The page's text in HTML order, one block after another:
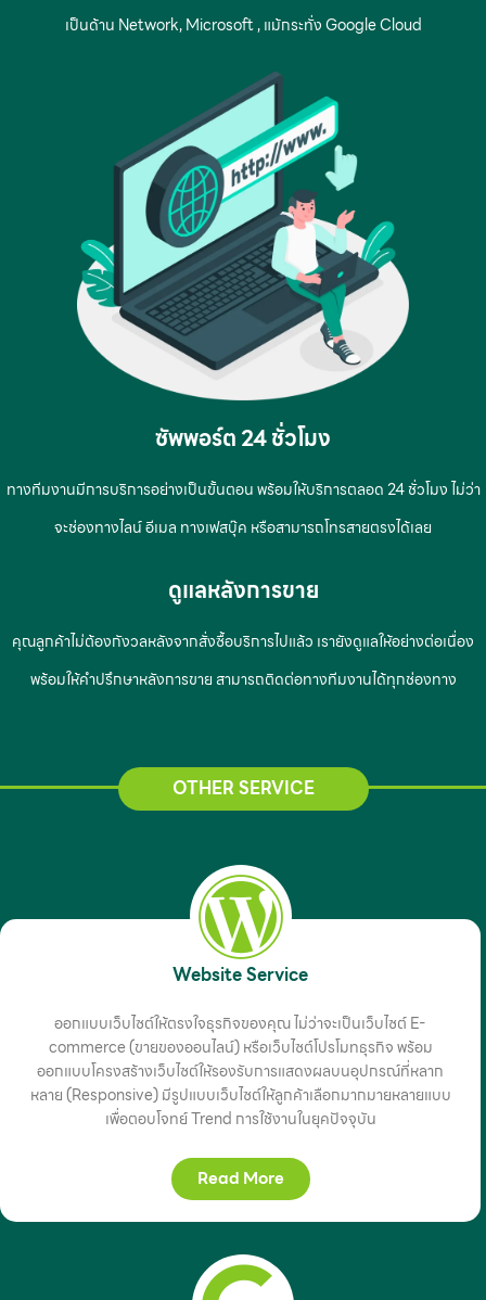
เป็นด้าน Network, Microsoft , แม้กระทั่ง Google Cloud
ซัพพอร์ต 24 ชั่วโมง
ทางทีมงานมีการบริการอย่างเป็นขั้นตอน พร้อมให้บริการตลอด 24 ชั่วโมง ไม่ว่า
จะช่องทางไลน์ อีเมล ทางเฟสบุ๊ค หรือสามารถโทรสายตรงได้เลย
ดูแลหลังการขาย
คุณลูกค้าไม่ต้องกังวลหลังจากสั่งซื้อบริการไปแล้ว เรายังดูแลให้อย่างต่อเนื่อง
พร้อมให้คำปรึกษาหลังการขาย สามารถติดต่อทางทีมงานได้ทุกช่องทาง
OTHER SERVICE
Website Service
ออกแบบเว็บไซต์ให้ตรงใจธุรกิจของคุณ ไม่ว่าจะเป็นเว็บไซต์ E-
commerce (ขายของออนไลน์) หรือเว็บไซต์โปรโมทธุรกิจ พร้อม
ออกแบบโครงสร้างเว็บไซต์ให้รองรับการแสดงผลบนอุปกรณ์ที่หลาก
หลาย (Responsive) มีรูปแบบเว็บไซต์ให้ลูกค้าเลือกมากมายหลายแบบ
เพื่อตอบโจทย์ Trend การใช้งานในยุคปัจจุบัน
Read More